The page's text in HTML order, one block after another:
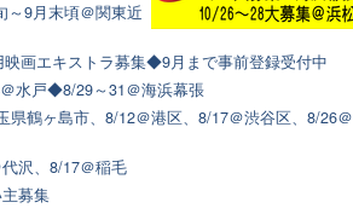
9月末頃＠関東近
映画エキストラ募集◆9月まで事前登録受付中
水戸◆8/29～31＠海浜幕張
鶴ヶ島市、8/12＠港区、8/17＠渋谷区、8/26＠
沢、8/17＠稲毛
募集